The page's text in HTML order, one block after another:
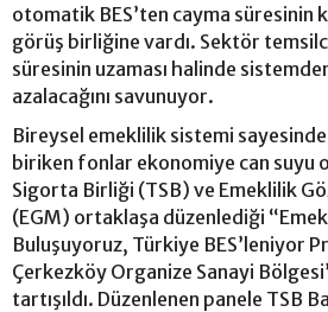
otomatik BES’ten cayma süresinin
görüş birliğine vardı. Sektör
süresinin uzaması halinde sistemden
azalacağını savunuyor.
Bireysel emeklilik sistemi
biriken fonlar ekonomiye can suyu
Sigorta Birliği (TSB) ve Emeklilik
(EGM) ortaklaşa düzenlediği
Buluşuyoruz, Türkiye BES’leniyor
Çerkezköy Organize Sanayi
tartışıldı. Düzenlenen panele TSB